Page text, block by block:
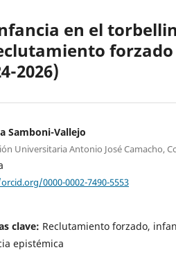
en el
forzado
2026)
Samboni-Vallejo
Universitaria Antonio José Camacho,
0000-0002-7490-5553
clave: Reclutamiento forzado,
epistémica